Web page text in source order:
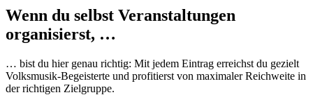
Wenn du selbst Veranstaltungen
organisierst, …
… bist du hier genau richtig: Mit jedem Eintrag erreichst du gezielt
Volksmusik-Begeisterte und profitierst von maximaler Reichweite in
der richtigen Zielgruppe.